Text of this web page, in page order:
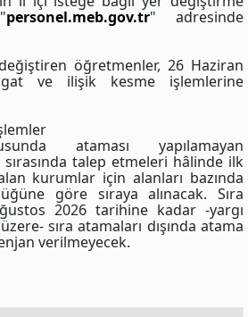
personel.meb.gov.tr" adresinde
öğretmenler, 26 Haziran
ve ilişik kesme işlemlerine
ataması yapılamayan
talep etmeleri hâlinde ilk
kurumlar için alanları bazında
göre sıraya alınacak. Sıra
2026 tarihine kadar -yargı
sıra atamaları dışında atama
verilmeyecek.